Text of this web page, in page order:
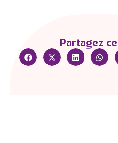
Partagez